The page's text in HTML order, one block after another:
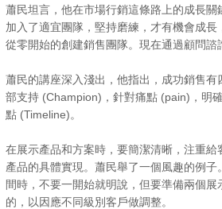
蕭民坦言，他在市場行銷這條路上的成長關
加入了適宜團隊，堅持磨練，才有機會成長
從零開始的創建銷售團隊。現在通過顧問諮
蕭民的講座深入淺出，他指出，成功銷售有
部支持 (Champion)，針對痛點 (pain)，明
點 (Timeline)。
在展示產品和方案時，要簡潔清晰，注重給
產品的具體實現。蕭民舉了一個風趣的例
間時，不要一開始就明說，但要準備兩個
的，以因應不同級別客戶做調整。